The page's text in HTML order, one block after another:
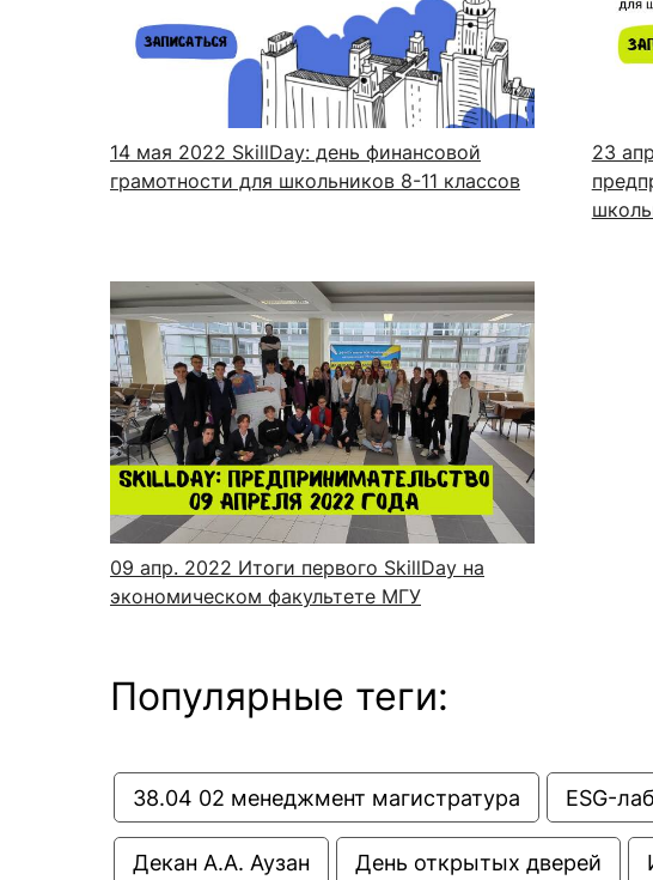
14 мая 2022 SkillDay: день финансовой
грамотности для школьников 8-11 классов
23
09 апр. 2022 Итоги первого SkillDay на
экономическом факультете МГУ
Популярные теги:
38.04 02 менеджмент магистратура ESG-
Декан А.А. Аузан День открытых дверей